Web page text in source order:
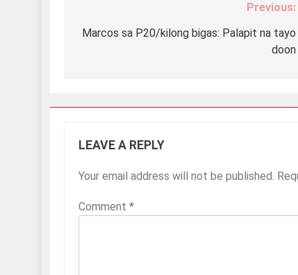
navigation
Previous:
Marcos sa P20/kilong bigas: Palapit na tayo
doon
LEAVE A REPLY
Your email address will not be published.
Comment *